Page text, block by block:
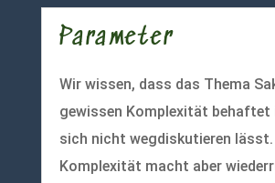
Parameter
Wir wissen, dass das Thema
gewissen Komplexität behaftet
sich nicht wegdiskutieren lässt.
Komplexität macht aber